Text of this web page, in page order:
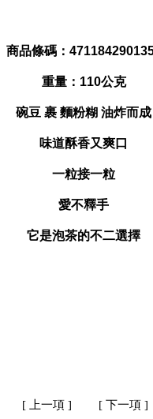
商品條碼：
重量：110公克
碗豆 裹 麵粉糊 油炸而成
味道酥香又爽口
一粒接一粒
愛不釋手
它是泡茶的不二選擇
[ 上一項 ] [ 下一項